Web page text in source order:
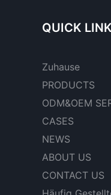
QUICK LINK
Zuhause
PRODUCTS
ODM&OEM
CASES
NEWS
ABOUT US
CONTACT US